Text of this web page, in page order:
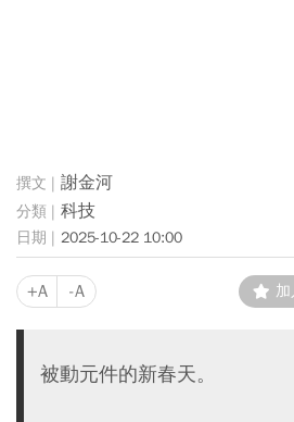
謝金河
科技
2025-10-22 10:00
+A -A
被動元件的新春天。